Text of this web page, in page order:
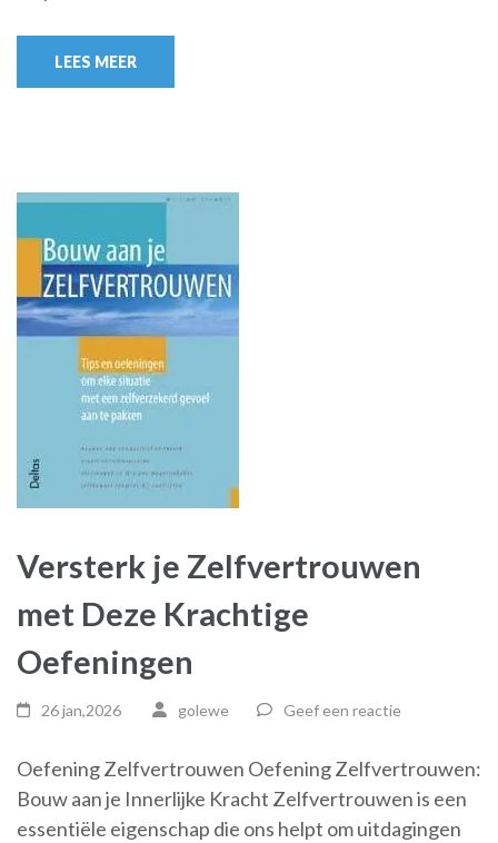
LEES MEER
Versterk je Zelfvertrouwen
met Deze Krachtige
Oefeningen
26 jan,2026 golewe Geef een reactie
Oefening Zelfvertrouwen Oefening Zelfvertrouwen:
Bouw aan je Innerlijke Kracht Zelfvertrouwen is een
essentiële eigenschap die ons helpt om uitdagingen